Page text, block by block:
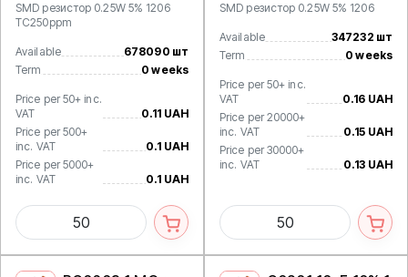
SMD резистор 0.25W 5% 1206
TC250ppm
Available
678090 шт
Term
0 weeks
Price per 50+ inc.
VAT
0.11 UAH
Price per 500+
inc. VAT
0.1 UAH
Price per 5000+
inc. VAT
0.1 UAH
SMD резистор 0.25W 5% 1206
Available
347232 шт
Term
0 weeks
Price per 50+ inc.
VAT
0.16 UAH
Price per 20000+
inc. VAT
0.15 UAH
Price per 30000+
inc. VAT
0.13 UAH